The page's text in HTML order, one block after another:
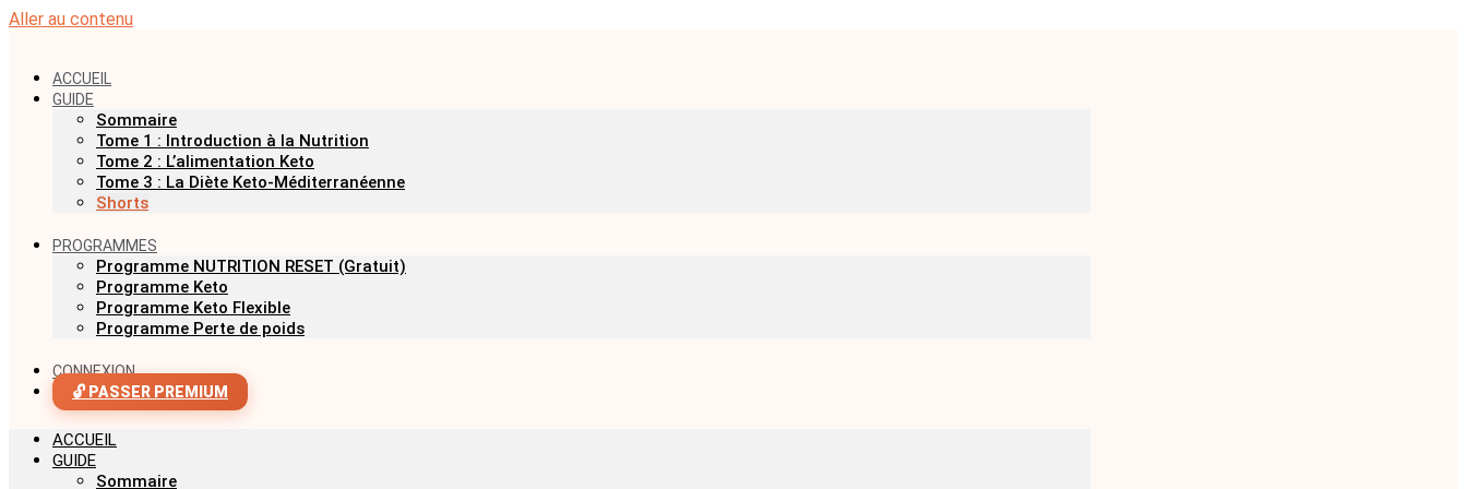
Aller au contenu
ACCUEIL
GUIDE
Sommaire
Tome 1 : Introduction à la Nutrition
Tome 2 : L’alimentation Keto
Tome 3 : La Diète Keto-Méditerranéenne
Shorts
PROGRAMMES
Programme NUTRITION RESET (Gratuit)
Programme Keto
Programme Keto Flexible
Programme Perte de poids
CONNEXION
🔓 PASSER PREMIUM
ACCUEIL
GUIDE
Sommaire